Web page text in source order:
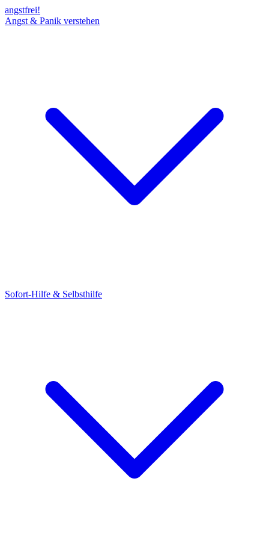
angstfrei!
Angst & Panik verstehen
Sofort-Hilfe & Selbsthilfe